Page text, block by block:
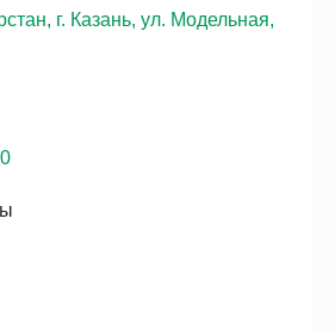
г. Казань, ул. Модельная,